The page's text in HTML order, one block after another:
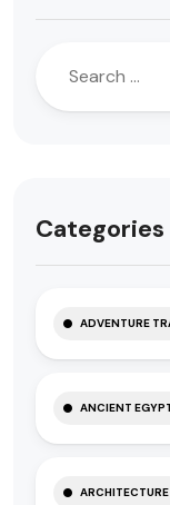
Categories
ADVENTURE
ANCIENT
ARCHITECTURE